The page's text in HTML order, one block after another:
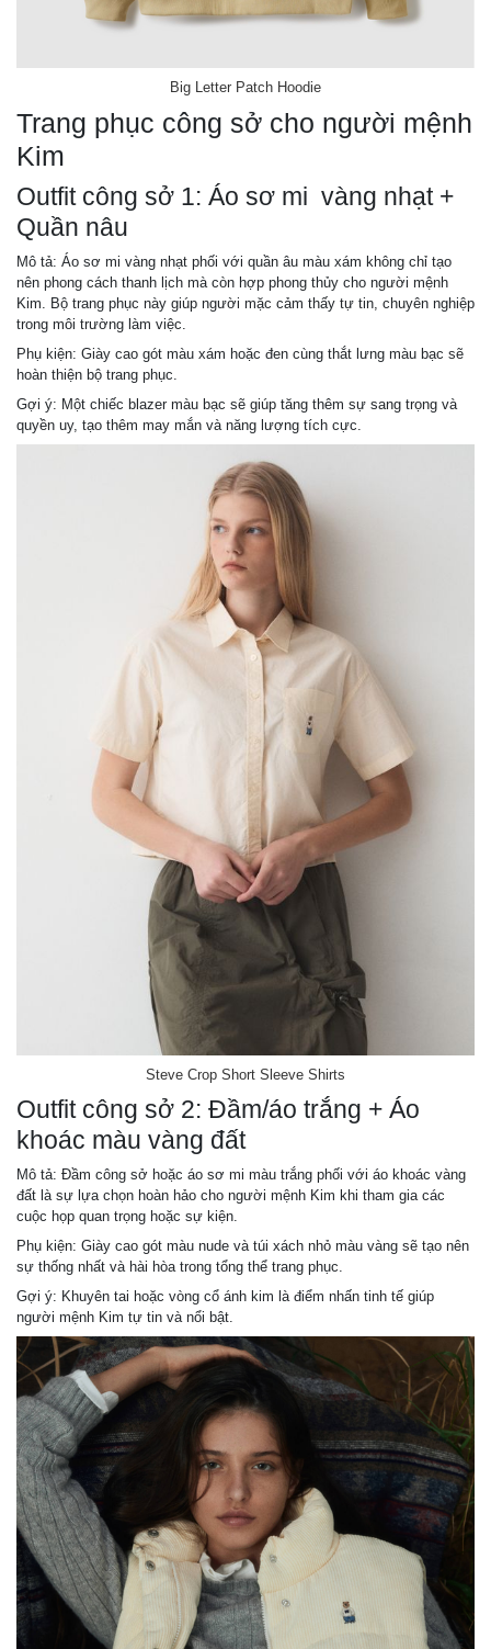
Big Letter Patch Hoodie
Trang phục công sở cho người mệnh
Kim
Outfit công sở 1: Áo sơ mi vàng nhạt +
Quần nâu
Mô tả: Áo sơ mi vàng nhạt phối với quần âu màu xám không chỉ tạo
nên phong cách thanh lịch mà còn hợp phong thủy cho người mệnh
Kim. Bộ trang phục này giúp người mặc cảm thấy tự tin, chuyên nghiệp
trong môi trường làm việc.
Phụ kiện: Giày cao gót màu xám hoặc đen cùng thắt lưng màu bạc sẽ
hoàn thiện bộ trang phục.
Gợi ý: Một chiếc blazer màu bạc sẽ giúp tăng thêm sự sang trọng và
quyền uy, tạo thêm may mắn và năng lượng tích cực.
Steve Crop Short Sleeve Shirts
Outfit công sở 2: Đầm/áo trắng + Áo
khoác màu vàng đất
Mô tả: Đầm công sở hoặc áo sơ mi màu trắng phối với áo khoác vàng
đất là sự lựa chọn hoàn hảo cho người mệnh Kim khi tham gia các
cuộc họp quan trọng hoặc sự kiện.
Phụ kiện: Giày cao gót màu nude và túi xách nhỏ màu vàng sẽ tạo nên
sự thống nhất và hài hòa trong tổng thể trang phục.
Gợi ý: Khuyên tai hoặc vòng cổ ánh kim là điểm nhấn tinh tế giúp
người mệnh Kim tự tin và nổi bật.